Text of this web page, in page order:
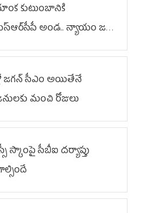
కుటుంబానికి
అండ.. న్యాయం జరిగే
పోరాటం
జగన్ సీఎం అయితేనే
మంచి రోజులు
స్కాంపై సీబీఐ దర్యాప్తు